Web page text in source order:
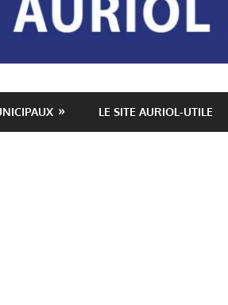
LE SITE AURIOL-UTILE